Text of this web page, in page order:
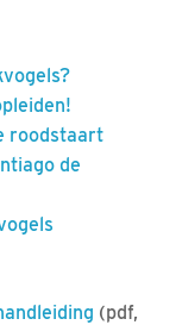
roodstaart
de
(pdf,